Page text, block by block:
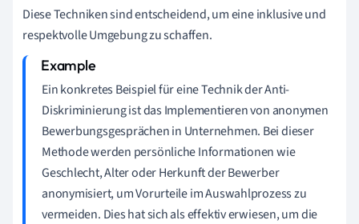
Diese Techniken sind entscheidend, um eine inklusive und
respektvolle Umgebung zu schaffen.
Ein konkretes Beispiel für eine Technik der Anti-
Diskriminierung ist das Implementieren von anonymen
Bewerbungsgesprächen in Unternehmen. Bei dieser
Methode werden persönliche Informationen wie
Geschlecht, Alter oder Herkunft der Bewerber
anonymisiert, um Vorurteile im Auswahlprozess zu
vermeiden. Dies hat sich als effektiv erwiesen, um die